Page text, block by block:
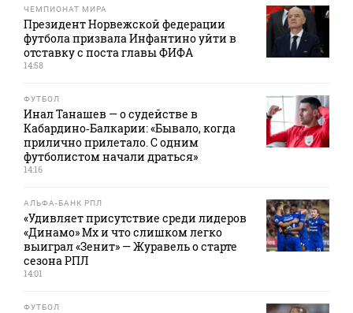
ЧЕМПИОНАТ МИРА
Президент Норвежской федерации
футбола призвала Инфантино уйти в
отставку с поста главы ФИФА
14:58
ФУТБОЛ
Инал Танашев — о судействе в
Кабардино‑Балкарии: «Бывало, когда
прилично прилетало. С одним
футболистом начали драться»
14:16
АЛЬФА-БАНК РПЛ
«Удивляет присутствие среди лидеров
«Динамо» Мх и что слишком легко
выиграл «Зенит» — Журавель о старте
сезона РПЛ
14:01
ФУТБОЛ